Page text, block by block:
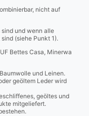
nicht auf
und wenn alle
(siehe Punkt 1).
Bettes Casa, Minerwa
und Leinen.
geöltem Leder wird
geöltes und
mitgeliefert.